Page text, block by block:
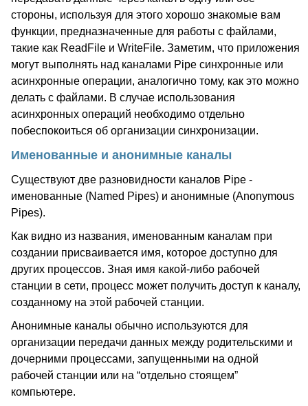
стороны, используя для этого хорошо знакомые вам
функции, предназначенные для работы с файлами,
такие как ReadFile и WriteFile. Заметим, что приложения
могут выполнять над каналами Pipe синхронные или
асинхронные операции, аналогично тому, как это можно
делать с файлами. В случае использования
асинхронных операций необходимо отдельно
побеспокоиться об организации синхронизации.
Именованные и анонимные каналы
Существуют две разновидности каналов Pipe -
именованные (Named Pipes) и анонимные (Anonymous
Pipes).
Как видно из названия, именованным каналам при
создании присваивается имя, которое доступно для
других процессов. Зная имя какой-либо рабочей
станции в сети, процесс может получить доступ к каналу,
созданному на этой рабочей станции.
Анонимные каналы обычно используются для
организации передачи данных между родительскими и
дочерними процессами, запущенными на одной
рабочей станции или на “отдельно стоящем”
компьютере.